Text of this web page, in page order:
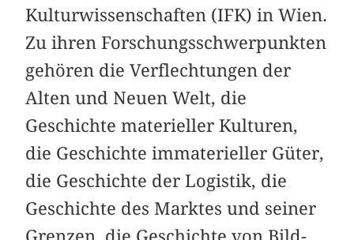
Kulturwissenschaften (IFK) in Wien.
Zu ihren Forschungsschwerpunkten
gehören die Verflechtungen der
Alten und Neuen Welt, die
Geschichte materieller Kulturen,
die Geschichte immaterieller Güter,
die Geschichte der Logistik, die
Geschichte des Marktes und seiner